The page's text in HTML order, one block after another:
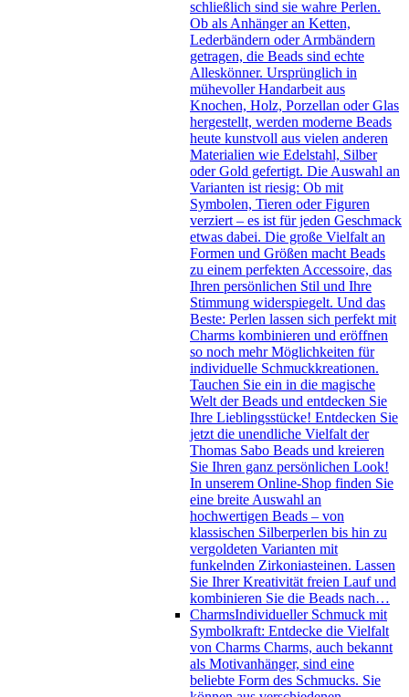
schließlich sind sie wahre Perlen.
Ob als Anhänger an Ketten,
Lederbändern oder Armbändern
getragen, die Beads sind echte
Alleskönner. Ursprünglich in
mühevoller Handarbeit aus
Knochen, Holz, Porzellan oder Glas
hergestellt, werden moderne Beads
heute kunstvoll aus vielen anderen
Materialien wie Edelstahl, Silber
oder Gold gefertigt. Die Auswahl an
Varianten ist riesig: Ob mit
Symbolen, Tieren oder Figuren
verziert – es ist für jeden Geschmack
etwas dabei. Die große Vielfalt an
Formen und Größen macht Beads
zu einem perfekten Accessoire, das
Ihren persönlichen Stil und Ihre
Stimmung widerspiegelt. Und das
Beste: Perlen lassen sich perfekt mit
Charms kombinieren und eröffnen
so noch mehr Möglichkeiten für
individuelle Schmuckkreationen.
Tauchen Sie ein in die magische
Welt der Beads und entdecken Sie
Ihre Lieblingsstücke! Entdecken Sie
jetzt die unendliche Vielfalt der
Thomas Sabo Beads und kreieren
Sie Ihren ganz persönlichen Look!
In unserem Online-Shop finden Sie
eine breite Auswahl an
hochwertigen Beads – von
klassischen Silberperlen bis hin zu
vergoldeten Varianten mit
funkelnden Zirkoniasteinen. Lassen
Sie Ihrer Kreativität freien Lauf und
kombinieren Sie die Beads nach…
CharmsIndividueller Schmuck mit
Symbolkraft: Entdecke die Vielfalt
von Charms Charms, auch bekannt
als Motivanhänger, sind eine
beliebte Form des Schmucks. Sie